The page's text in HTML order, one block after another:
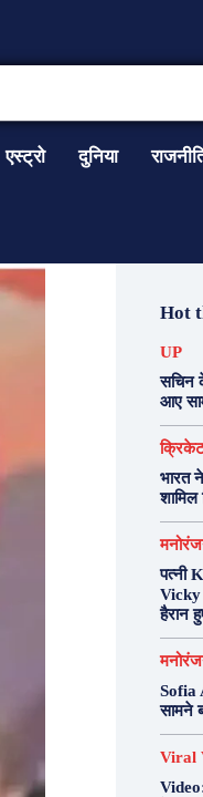
एस्ट्रो दुनिया
Hot
UP
सचिन
आए
भारत
शामिल
पत्नी
Vicky
हैरान
Sofia
सामने
Viral